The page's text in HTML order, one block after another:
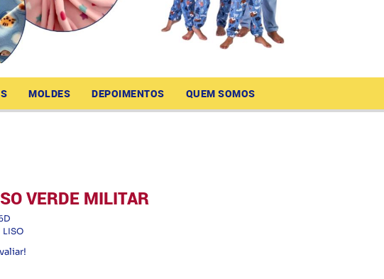
MOLDES DEPOIMENTOS QUEM SOMOS
VERDE MILITAR
LISO